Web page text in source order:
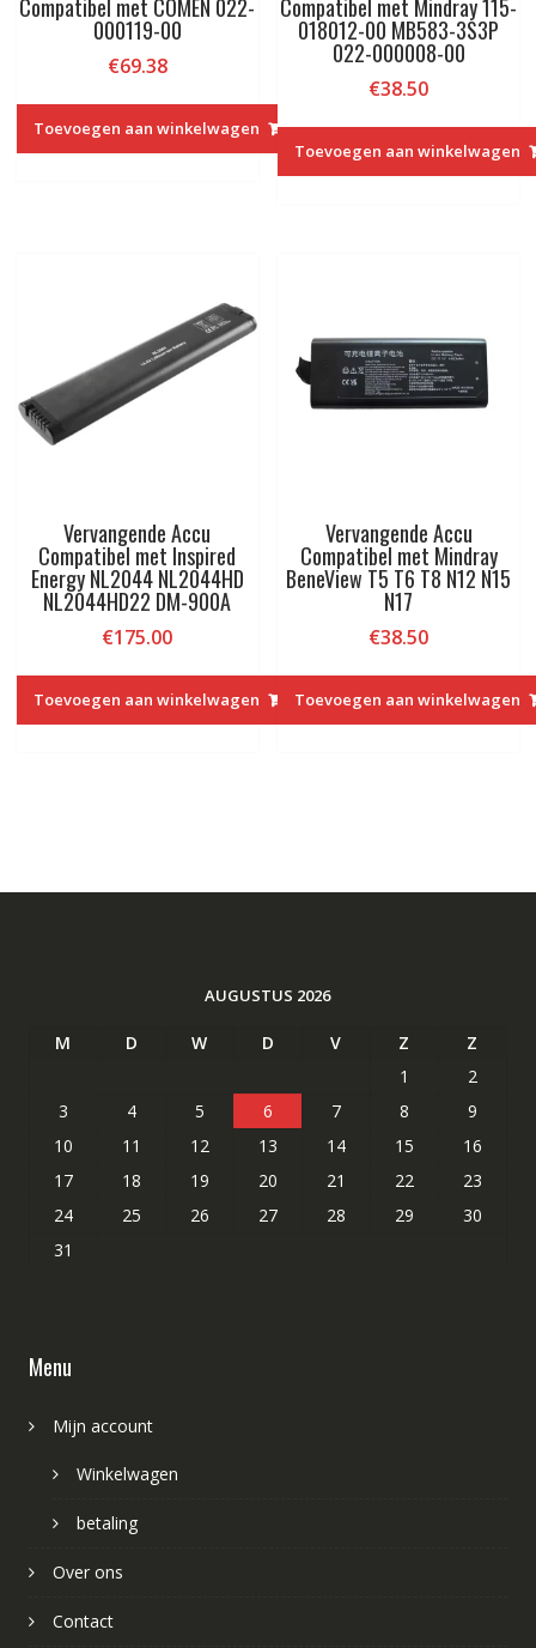
Compatibel met COMEN 022-
000119-00
€69.38
Toevoegen aan winkelwagen
Compatibel met Mindray 115-
018012-00 MB583-3S3P
022-000008-00
€38.50
Toevoegen aan winkelwagen
Vervangende Accu
Compatibel met Inspired
Energy NL2044 NL2044HD
NL2044HD22 DM-900A
€175.00
Toevoegen aan winkelwagen
Vervangende Accu
Compatibel met Mindray
BeneView T5 T6 T8 N12 N15
N17
€38.50
Toevoegen aan winkelwagen
AUGUSTUS 2026
M D W D V Z
Z
1
2
3
4 5 6 7 8
9
10
11 12 13 14 15
16
17
18 19 20 21 22
23
24
25 26 27 28 29
30
31
Menu
Mijn account
Winkelwagen
betaling
Over ons
Contact